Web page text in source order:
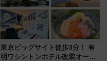
東京ビッグサイト徒歩3分！ 有
明ワシントンホテル改装オープ